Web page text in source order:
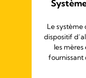
Le système
dispositif
les
fournissant